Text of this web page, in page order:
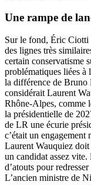
Une rampe de
Sur le fond, Éric Ciotti
des lignes très
certain conservatisme
problématiques liées à
la différence de Bruno
considérait Laurent
Rhône-Alpes, comme
la présidentielle de
de LR une écurie
c’était un engagement
Laurent Wauquiez doit
un candidat assez
d’atouts pour
L’ancien ministre de